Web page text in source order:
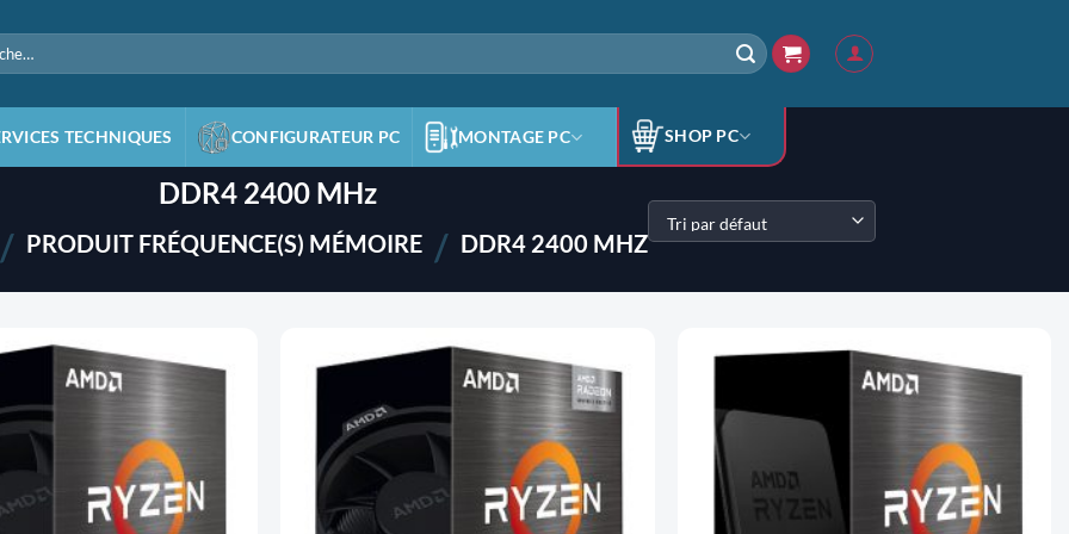
TECHNIQUES CONFIGURATEUR PC MONTAGE PC SHOP PC
DDR4 2400 MHz
/ PRODUIT FRÉQUENCE(S) MÉMOIRE / DDR4 2400 MHZ
LISTE
D'ENVIES
AJOUTER
À LA
LISTE
D'ENVIES
AJOUTER
LISTE
D'ENVIES